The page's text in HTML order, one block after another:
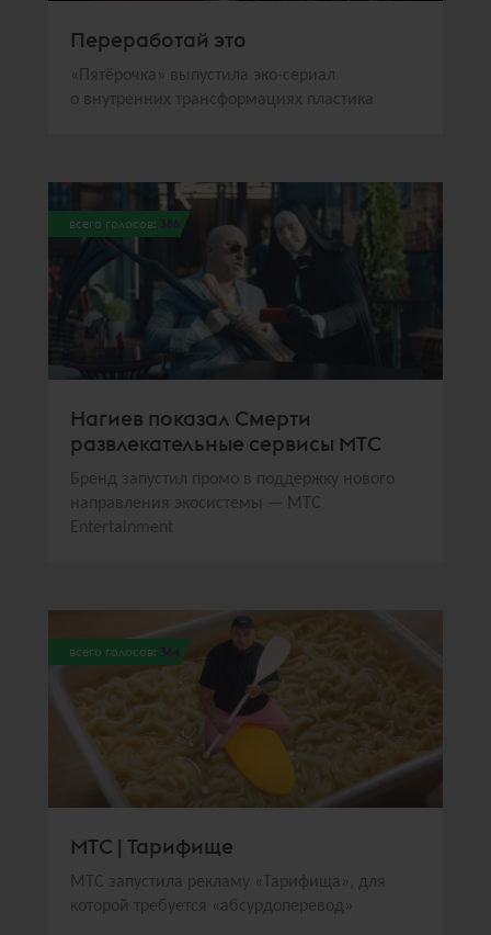
Переработай это
«Пятёрочка» выпустила эко-сериал
о внутренних трансформациях пластика
всего голосов: 386
Нагиев показал Смерти
развлекательные сервисы МТС
Бренд запустил промо в поддержку нового
направления экосистемы — МТС
Entertainment
всего голосов: 364
МТС | Тарифище
МТС запустила рекламу «Тарифища», для
которой требуется «абсурдоперевод»